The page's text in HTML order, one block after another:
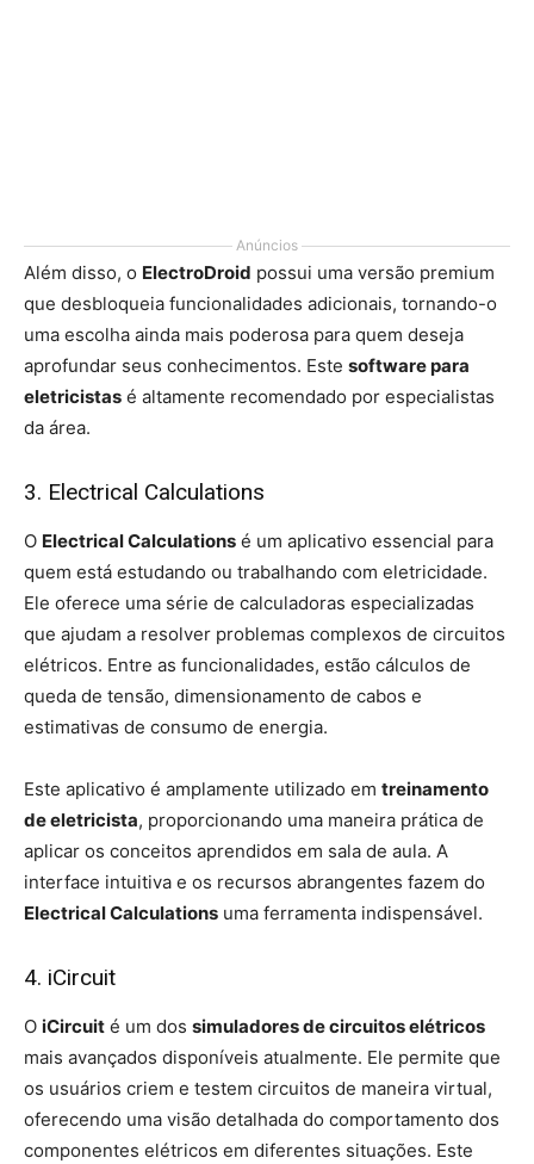
Anúncios
Além disso, o ElectroDroid possui uma versão premium
que desbloqueia funcionalidades adicionais, tornando-o
uma escolha ainda mais poderosa para quem deseja
aprofundar seus conhecimentos. Este software para
eletricistas é altamente recomendado por especialistas
da área.
3. Electrical Calculations
O Electrical Calculations é um aplicativo essencial para
quem está estudando ou trabalhando com eletricidade.
Ele oferece uma série de calculadoras especializadas
que ajudam a resolver problemas complexos de circuitos
elétricos. Entre as funcionalidades, estão cálculos de
queda de tensão, dimensionamento de cabos e
estimativas de consumo de energia.
Este aplicativo é amplamente utilizado em treinamento
de eletricista, proporcionando uma maneira prática de
aplicar os conceitos aprendidos em sala de aula. A
interface intuitiva e os recursos abrangentes fazem do
Electrical Calculations uma ferramenta indispensável.
4. iCircuit
O iCircuit é um dos simuladores de circuitos elétricos
mais avançados disponíveis atualmente. Ele permite que
os usuários criem e testem circuitos de maneira virtual,
oferecendo uma visão detalhada do comportamento dos
componentes elétricos em diferentes situações. Este